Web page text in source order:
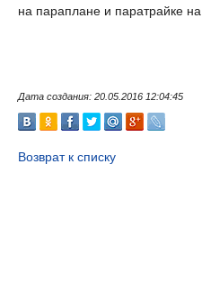
на параплане и паратрайке
Дата создания: 20.05.2016 12:04:45
Возврат к списку